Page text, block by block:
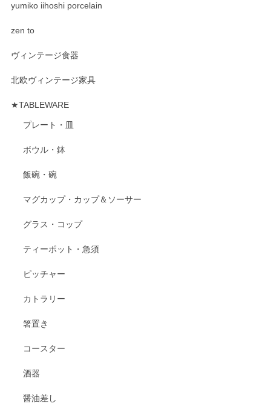
yumiko iihoshi porcelain
zen to
ヴィンテージ食器
北欧ヴィンテージ家具
★TABLEWARE
プレート・皿
ボウル・鉢
飯碗・碗
マグカップ・カップ＆ソーサー
グラス・コップ
ティーポット・急須
ピッチャー
カトラリー
箸置き
コースター
酒器
醤油差し